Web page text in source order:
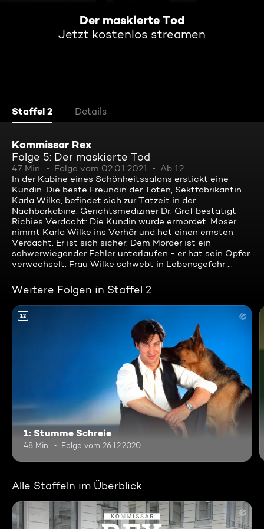
Der maskierte Tod
Jetzt kostenlos streamen
Staffel 2 Details
Kommissar Rex
Folge 5: Der maskierte Tod
47 Min. Folge vom 02.01.2021
Ab 12
In der Kabine eines Schönheitssalons erstickt eine
Kundin. Die beste Freundin der Toten, Sektfabrikantin
Karla Wilke, befindet sich zur Tatzeit in der
Nachbarkabine. Gerichtsmediziner Dr. Graf bestätigt
Richies Verdacht: Die Kundin wurde ermordet. Moser
nimmt Karla Wilke ins Verhör und hat einen ernsten
Verdacht. Er ist sich sicher: Dem Mörder ist ein
schwerwiegender Fehler unterlaufen - er hat sein Opfer
verwechselt. Frau Wilke schwebt in Lebensgefahr ...
Weitere Folgen in Staffel 2
12
1: Stumme Schreie
48 Min. Folge vom 26.12.2020
Alle Staffeln im Überblick